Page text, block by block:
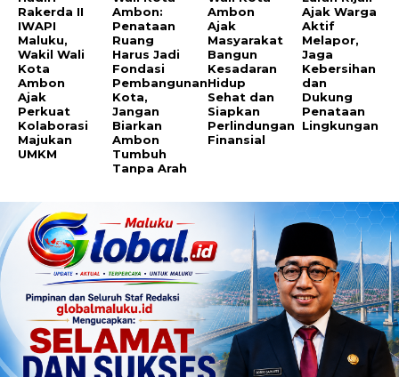
Rakerda II
IWAPI
Maluku,
Wakil Wali
Kota
Ambon
Ajak
Perkuat
Kolaborasi
Majukan
UMKM
Ambon:
Penataan
Ruang
Harus Jadi
Fondasi
Pembangunan
Kota,
Jangan
Biarkan
Ambon
Tumbuh
Tanpa Arah
Ambon
Ajak
Masyarakat
Bangun
Kesadaran
Hidup
Sehat dan
Siapkan
Perlindungan
Finansial
Ajak Warga
Aktif
Melapor,
Jaga
Kebersihan
dan
Dukung
Penataan
Lingkungan